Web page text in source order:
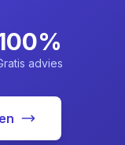
advies